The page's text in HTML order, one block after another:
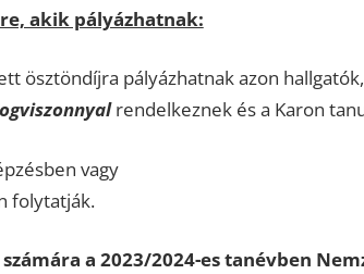
akik pályázhatnak:
ösztöndíjra pályázhatnak azon
rendelkeznek és a Karon
vagy
folytatják.
a 2023/2024-es tanévben